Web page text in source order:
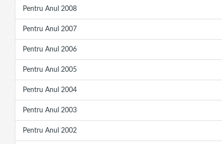
Pentru Anul 2008
Pentru Anul 2007
Pentru Anul 2006
Pentru Anul 2005
Pentru Anul 2004
Pentru Anul 2003
Pentru Anul 2002